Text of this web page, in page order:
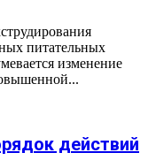
питательных
изменение
действий